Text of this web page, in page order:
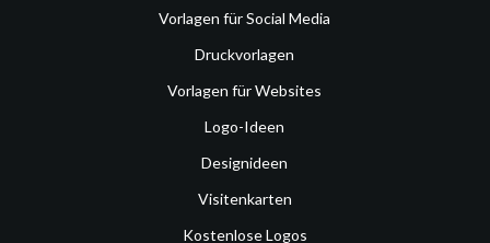
Vorlagen für Social Media
Druckvorlagen
Vorlagen für Websites
Logo-Ideen
Designideen
Visitenkarten
Kostenlose Logos